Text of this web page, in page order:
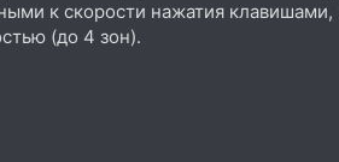
к скорости нажатия
(до 4 зон).